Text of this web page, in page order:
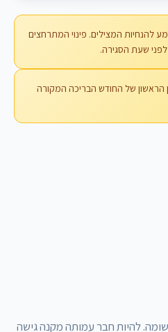
להנחיות המצילים. פינוי המתרחצים
הראשון של החודש הבריכה המקורה
להיות חבר עמותה מקנה גישה